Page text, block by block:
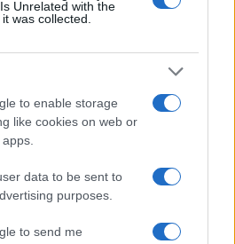
Unrelated with the
was collected.
to enable storage
like cookies on web or
data to be sent to
purposes.
to send me